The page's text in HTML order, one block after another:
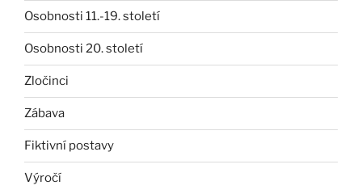
Osobnosti 11.-19. století
Osobnosti 20. století
Zločinci
Zábava
Fiktivní postavy
Výročí